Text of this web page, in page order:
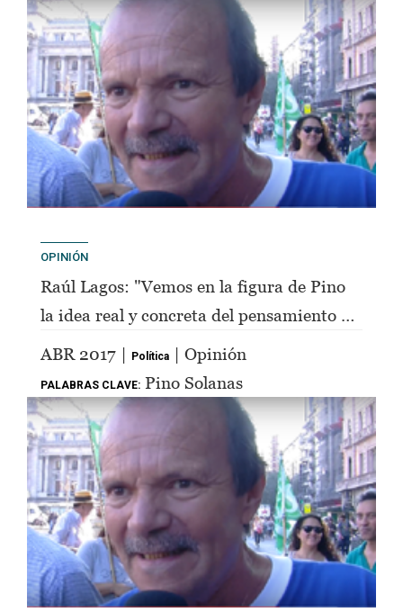
OPINIÓN
Raúl Lagos: "Vemos en la figura de Pino
la idea real y concreta del pensamiento de
Perón"
ABR 2017 | Política | Opinión
PALABRAS CLAVE: Pino Solanas